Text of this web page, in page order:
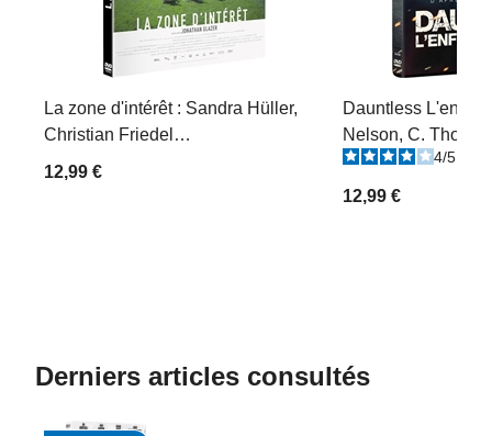
La zone d'intérêt : Sandra Hüller,
Christian Friedel…
12,99 €
Dauntless L'enfer
Nelson, C.
4/5
12,99 €
Derniers articles consultés